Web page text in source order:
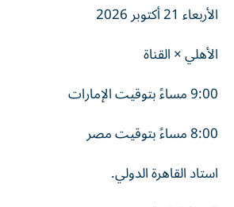
الأربعاء 21 أكتوبر 2026
الأهلي × القناة
9:00 مساءً بتوقيت الإمارات
8:00 مساءً بتوقيت مصر
استاد القاهرة الدولي.